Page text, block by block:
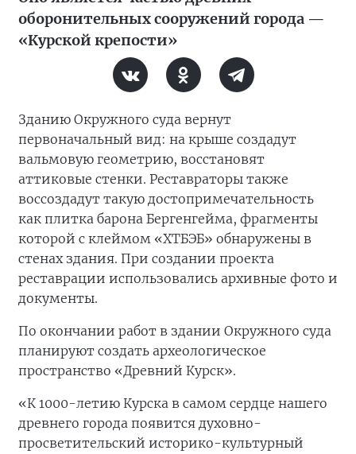
оборонительных сооружений города —
«Курской крепости»
Зданию Окружного суда вернут
первоначальный вид: на крыше создадут
вальмовую геометрию, восстановят
аттиковые стенки. Реставраторы также
воссоздадут такую достопримечательность
как плитка барона Бергенгейма, фрагменты
которой с клеймом «ХТБЭБ» обнаружены в
стенах здания. При создании проекта
реставрации использовались архивные фото и
документы.
По окончании работ в здании Окружного суда
планируют создать археологическое
пространство «Древний Курск».
«К 1000-летию Курска в самом сердце нашего
древнего города появится духовно-
просветительский историко-культурный